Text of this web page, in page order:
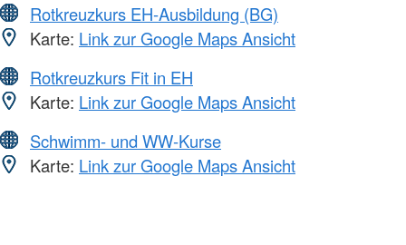
Rotkreuzkurs EH-Ausbildung (BG)
Karte: Link zur Google Maps Ansicht
Rotkreuzkurs Fit in EH
Karte: Link zur Google Maps Ansicht
Schwimm- und WW-Kurse
Karte: Link zur Google Maps Ansicht